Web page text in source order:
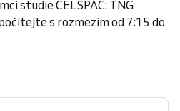
studie CELSPAC: TNG
s rozmezím od 7:15 do